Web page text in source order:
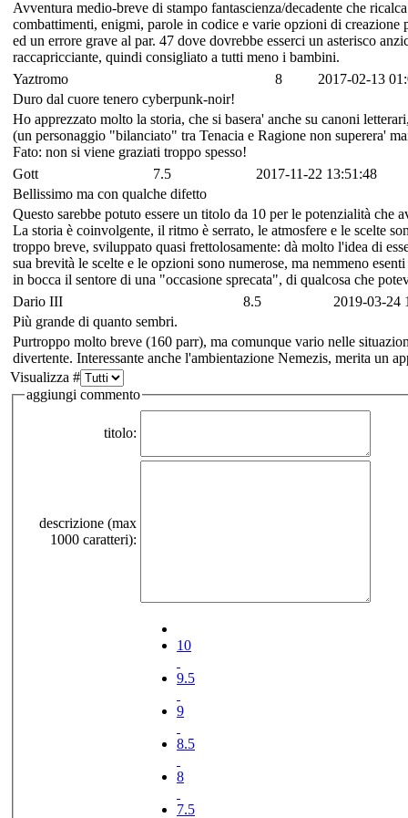
Avventura medio-breve di stampo fantascienza/decadente che
combattimenti, enigmi, parole in codice e varie opzioni di
ed un errore grave al par. 47 dove dovrebbe esserci un asterisco
raccapricciante, quindi consigliato a tutti meno i bambini.
Yaztromo
8
2017-02-13
Duro dal cuore tenero cyberpunk-noir!
Ho apprezzato molto la storia, che si basera' anche su canoni
(un personaggio "bilanciato" tra Tenacia e Ragione non superera'
Fato: non si viene graziati troppo spesso!
Gott
7.5
2017-11-22 13:51:48
Bellissimo ma con qualche difetto
Questo sarebbe potuto essere un titolo da 10 per le potenzialità
La storia è coinvolgente, il ritmo è serrato, le atmosfere e le scelte
troppo breve, sviluppato quasi frettolosamente: dà molto l'idea di
sua brevità le scelte e le opzioni sono numerose, ma nemmeno
in bocca il sentore di una "occasione sprecata", di qualcosa che
Dario III
8.5
2019-03-24
Più grande di quanto sembri.
Purtroppo molto breve (160 parr), ma comunque vario nelle
divertente. Interessante anche l'ambientazione Nemezis, merita un
Visualizza #
aggiungi commento
titolo:
descrizione (max
1000 caratteri):
10
9.5
9
8.5
8
7.5